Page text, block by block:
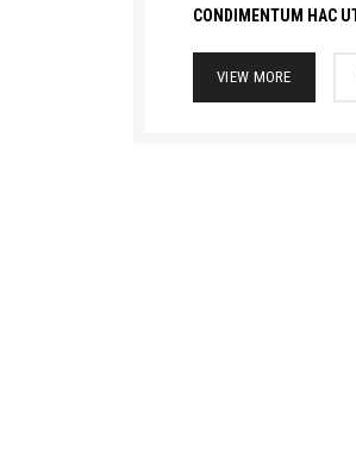
CONDIMENTUM HAC
VIEW MORE